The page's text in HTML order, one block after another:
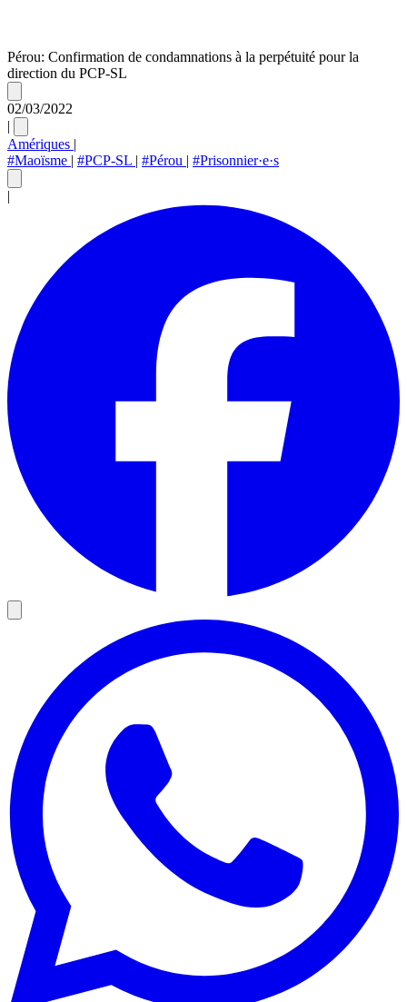
Pérou: Confirmation de condamnations à la perpétuité pour la
direction du PCP-SL
02/03/2022
|
Amériques |
#Maoïsme | #PCP-SL | #Pérou | #Prisonnier·e·s
|